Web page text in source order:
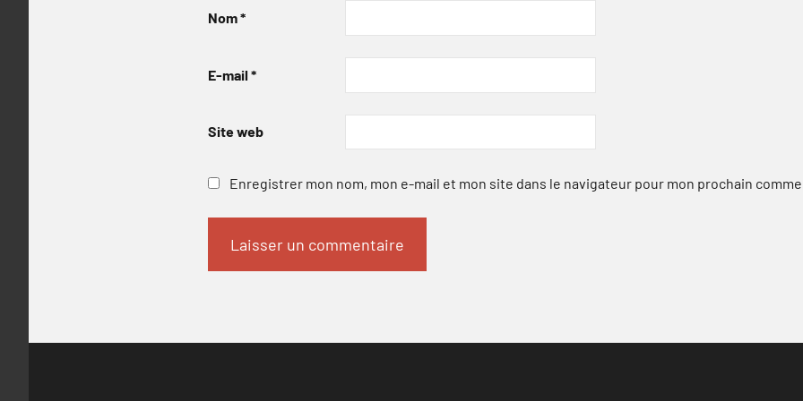
Nom*
E-mail *
Site web
Enregistrer mon nom, mon e-mail et mon site dans le navigateur pour mon prochain